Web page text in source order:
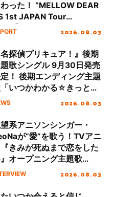
った！ “MELLOW DEAR
1st JAPAN Tour
「NICE to meet YOU
ト!!
2026.08.03
名探偵プリキュア！』後期
歌シングル 9月30日発売
！ 後期エンディング主題
いつかわかる☆きっとあ
」TVサイズ先行配信開
2026.08.03
系アニソンシンガー・
が“愛”を歌う！TVアニ
きみが死ぬまで恋をした
オープニング主題歌
」インタビュー2026.08.03